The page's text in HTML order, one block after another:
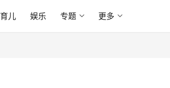
育儿 娱乐 专题 更多